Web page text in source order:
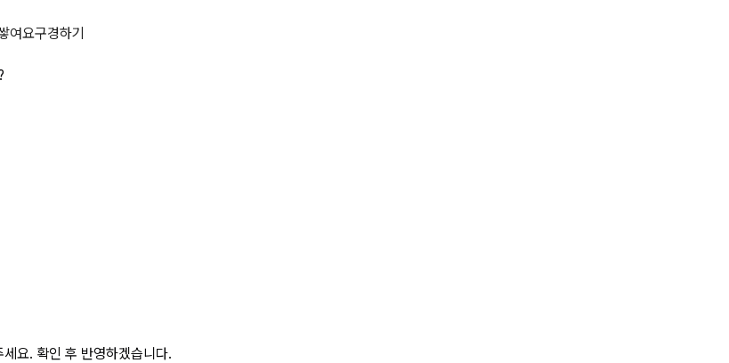
라 구분하였을 때 구성요소는?1. 보다 상세 페이지
여요구경하기
요. 확인 후 반영하겠습니다.